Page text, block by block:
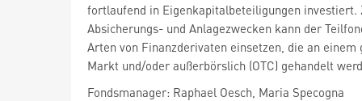
fortlaufend in Eigenkapitalbeteiligungen investiert.
Absicherungs- und Anlagezwecken kann der
Arten von Finanzderivaten einsetzen, die an einem
Markt und/oder außerbörslich (OTC) gehandelt
Fondsmanager: Raphael Oesch, Maria Specogna